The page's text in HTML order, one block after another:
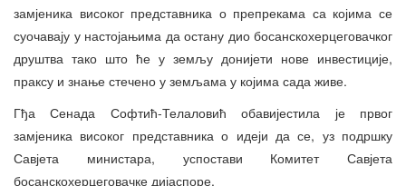
замјеника високог представника о препрекама са којима се
суочавају у настојањима да остану дио босанскохерцеговачког
друштва тако што ће у земљу донијети нове инвестиције,
праксу и знање стечено у земљама у којима сада живе.
Гђа Сенада Софтић-Телаловић обавијестила је првог
замјеника високог представника о идеји да се, уз подршку
Савјета министара, успостави Комитет Савјета
босанскохерцеговачке дијаспоре.